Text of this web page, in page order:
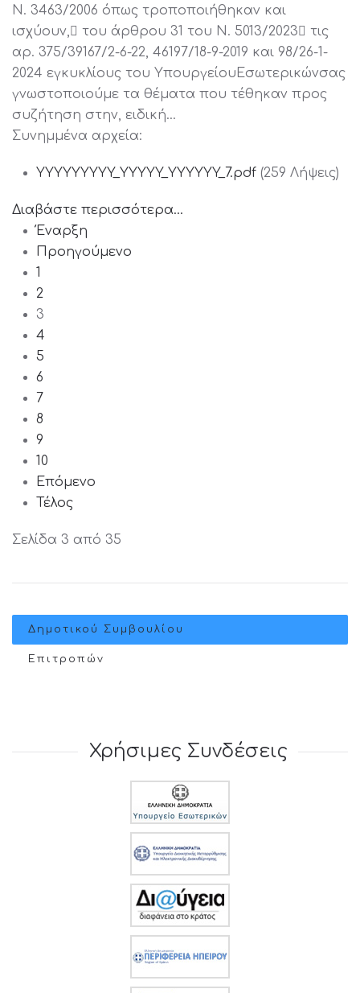
Ν. 3463/2006 όπως τροποποιήθηκαν και
ισχύουν, του άρθρου 31 του Ν. 5013/2023 τις
αρ. 375/39167/2-6-22, 46197/18-9-2019 και 98/26-1-
2024 εγκυκλίους του ΥπουργείουΕσωτερικώνσας
γνωστοποιούμε τα θέματα που τέθηκαν προς
συζήτηση στην, ειδική…
Συνημμένα αρχεία:
YYYYYYYYY_YYYYY_YYYYYY_7.pdf (259 Λήψεις)
Διαβάστε περισσότερα...
Έναρξη
Προηγούμενο
1
2
3
4
5
6
7
8
9
10
Επόμενο
Τέλος
Σελίδα 3 από 35
Δημοτικού Συμβουλίου
Επιτροπών
Χρήσιμες Συνδέσεις